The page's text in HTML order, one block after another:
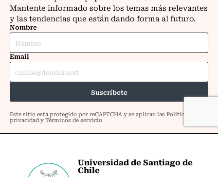
Universidad de Santiago de
Chile